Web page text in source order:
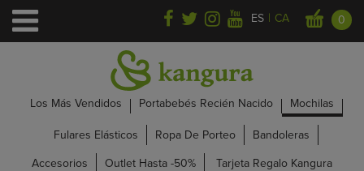
ES | CA 0
Los Más Vendidos Portabebés Recién Nacido
Mochilas
Fulares Elásticos
Ropa De Porteo
Bandoleras
Accesorios
Outlet Hasta -50% Tarjeta Regalo Kangura